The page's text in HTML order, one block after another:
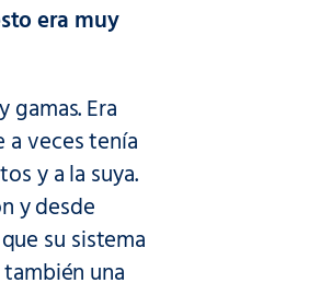
era muy
Era
veces tenía
y a la suya.
y desde
su sistema
una